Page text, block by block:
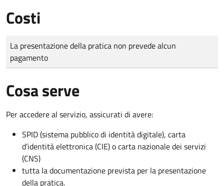
Costi
Tipo di pagamento
Importo
La presentazione della pratica non prevede alcun
pagamento
Cosa serve
Per accedere al servizio, assicurati di avere:
SPID (sistema pubblico di identità digitale), carta
d’identità elettronica (CIE) o carta nazionale dei servizi
(CNS)
tutta la documentazione prevista per la presentazione
della pratica.